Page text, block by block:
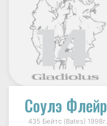
Соулэ Флейр
435 Бейтс (Bates) 1998г.